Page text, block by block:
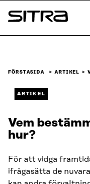
Skip to
content
Sitra
FÖRSTASIDA ARTIKEL
ARTIKEL
Vem
hur?
För att vidga
ifrågasätta de